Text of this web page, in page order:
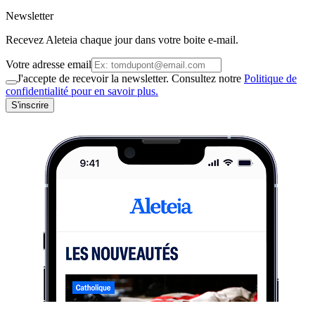
Newsletter
Recevez Aleteia chaque jour dans votre boite e-mail.
Votre adresse email
J'accepte de recevoir la newsletter. Consultez notre Politique de
confidentialité pour en savoir plus.
S'inscrire